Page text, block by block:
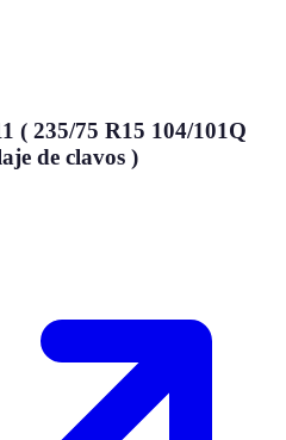
( 235/75 R15 104/101Q
de clavos )